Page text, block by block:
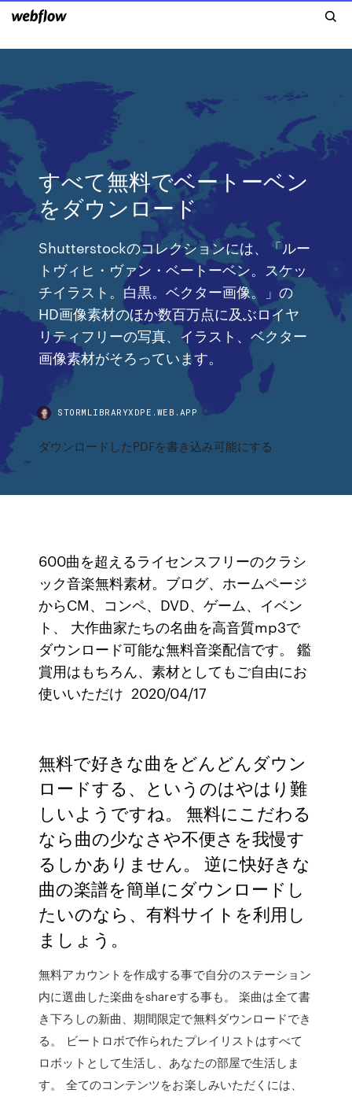
すべて無料でベートーベン
をダウンロード
Shutterstockのコレクションには、「ルー
トヴィヒ・ヴァン・ベートーベン。スケッ
チイラスト。白黒。ベクター画像。」の
HD画像素材のほか数百万点に及ぶロイヤ
リティフリーの写真、イラスト、ベクター
画像素材がそろっています。
STORMLIBRARYXDPE.WEB.APP
ダウンロードしたPDFを書き込み可能にする
600曲を超えるライセンスフリーのクラシ
ック音楽無料素材。ブログ、ホームページ
からCM、コンペ、DVD、ゲーム、イベン
ト、 大作曲家たちの名曲を高音質mp3で
ダウンロード可能な無料音楽配信です。 鑑
賞用はもちろん、素材としてもご自由にお
使いいただけ 2020/04/17
無料で好きな曲をどんどんダウン
ロードする、というのはやはり難
しいようですね。 無料にこだわる
なら曲の少なさや不便さを我慢す
るしかありません。 逆に快好きな
曲の楽譜を簡単にダウンロードし
たいのなら、有料サイトを利用し
ましょう。
無料アカウントを作成する事で自分のステーション
内に選曲した楽曲をshareする事も。 楽曲は全て書
き下ろしの新曲、期間限定で無料ダウンロードでき
る。 ビートロボで作られたプレイリストはすべて
ロボットとして生活し、あなたの部屋で生活しま
す。 全てのコンテンツをお楽しみいただくには、